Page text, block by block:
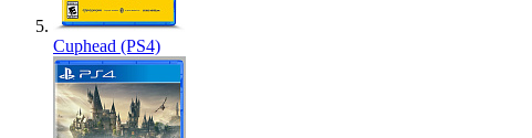
Cuphead (PS4)